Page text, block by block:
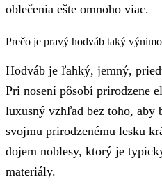
oblečenia ešte omnoho viac.
Prečo je pravý hodváb taký
Hodváb je ľahký, jemný,
Pri nosení pôsobí prirodzene
luxusný vzhľad bez toho,
svojmu prirodzenému lesku
dojem noblesy, ktorý je
materiály.